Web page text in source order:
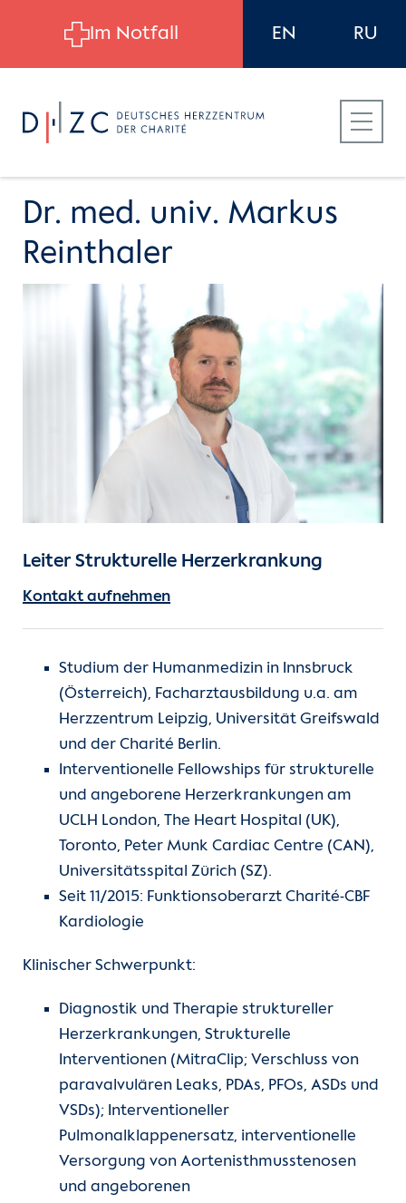
Für Patient:innen
Für Zuweiser:innen
Für Bewerber:innen
Unsere Kliniken
Einheiten
Karriere
Herzatlas
Internationale Patienten
Einblicke
Dr. med. univ. Markus
Reinthaler
Leiter Strukturelle Herzerkrankung
Kontakt aufnehmen
Studium der Humanmedizin in Innsbruck
(Österreich), Facharztausbildung u.a. am
Herzzentrum Leipzig, Universität Greifswald
und der Charité Berlin.
Interventionelle Fellowships für strukturelle
und angeborene Herzerkrankungen am
UCLH London, The Heart Hospital (UK),
Toronto, Peter Munk Cardiac Centre (CAN),
Universitätsspital Zürich (SZ).
Seit 11/2015: Funktionsoberarzt Charité-CBF
Kardiologie
Klinischer Schwerpunkt:
Diagnostik und Therapie struktureller
Herzerkrankungen, Strukturelle
Interventionen (MitraClip; Verschluss von
paravalvulären Leaks, PDAs, PFOs, ASDs und
VSDs); Interventioneller
Pulmonalklappenersatz, interventionelle
Versorgung von Aortenisthmusstenosen
und angeborenen
Im Notfall EN RU